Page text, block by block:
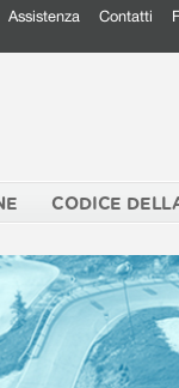
Assistenza Contatti
CODICE